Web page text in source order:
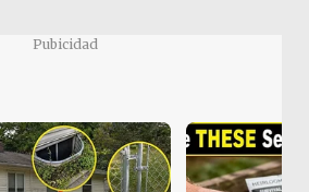
Pubicidad